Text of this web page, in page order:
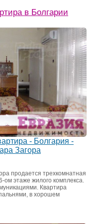
в Болгарии
- Болгария -
Загора
продается трехкомнатная
ом этаже жилого комплекса.
Квартира
в хорошем